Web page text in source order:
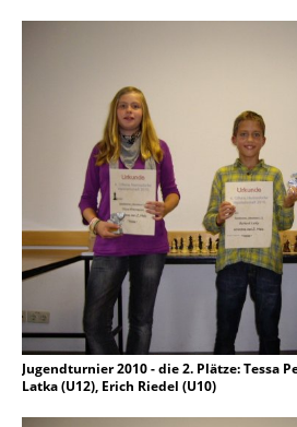
Jugendturnier 2010 - die 2. Plätze: Tessa
Latka (U12), Erich Riedel (U10)